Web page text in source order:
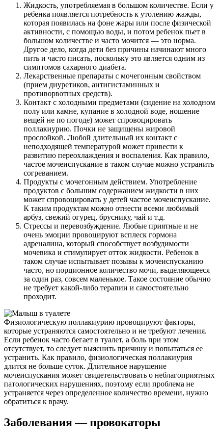
Жидкость, употребляемая в большом количестве. Если у
ребенка появляется потребность к утолению жажды,
которая появилась на фоне жары или после физической
активности, с помощью воды, и потом ребенок пьет в
большом количестве и часто мочится — это норма.
Другое дело, когда дети без причины начинают много
пить и часто писать, поскольку это является одним из
симптомов сахарного диабета.
Лекарственные препараты с мочегонным свойством
(прием диуретиков, антигистаминных и
противорвотных средств).
Контакт с холодными предметами (сидение на холодном
полу или камне, купание в холодной воде, ношение
вещей не по погоде) может спровоцировать
поллакиурию. Почки не защищены жировой
прослойкой. Любой длительный их контакт с
неподходящей температурой может привести к
развитию переохлаждения и воспаления. Как правило,
частое мочеиспускание в таком случае можно устранить
согреванием.
Продукты с мочегонным действием. Употребление
продуктов с большим содержанием жидкости в них
может спровоцировать у детей частое мочеиспускание.
К таким продуктам можно отнести всеми любимый
арбуз, свежий огурец, бруснику, чай и т.д.
Стрессы и перевозбуждение. Любые приятные и не
очень эмоции провоцируют всплеск гормона
адреналина, который способствует возбудимости
мочевика и стимулирует отток жидкости. Ребенок в
таком случае испытывает позывы к мочеиспусканию
часто, но порционное количество мочи, выделяющееся
за один раз, совсем маленькое. Такое состояние обычно
не требует какой-либо терапии и самостоятельно
проходит.
Физиологическую поллакиурию провоцируют факторы,
которые устраняются самостоятельно и не требуют лечения.
Если ребенок часто бегает в туалет, а боль при этом
отсутствует, то следует выяснить причину и попытаться ее
устранить. Как правило, физиологическая поллакиурия
длится не больше суток. Длительное нарушение
мочеиспускания может свидетельствовать о неблагоприятных
патологических нарушениях, поэтому если проблема не
устраняется через определенное количество времени, нужно
обратиться к врачу.
Заболевания — провокаторы